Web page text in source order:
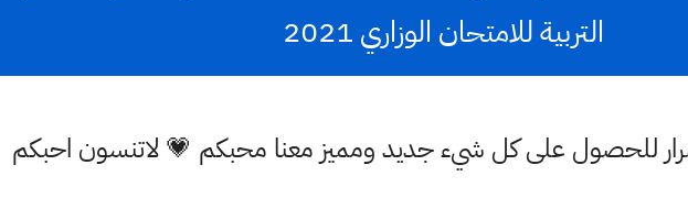
التربية للامتحان الوزاري 2021
للحصول على كل شيء جديد ومميز معنا محبكم 💗 لاتنسون احبكم